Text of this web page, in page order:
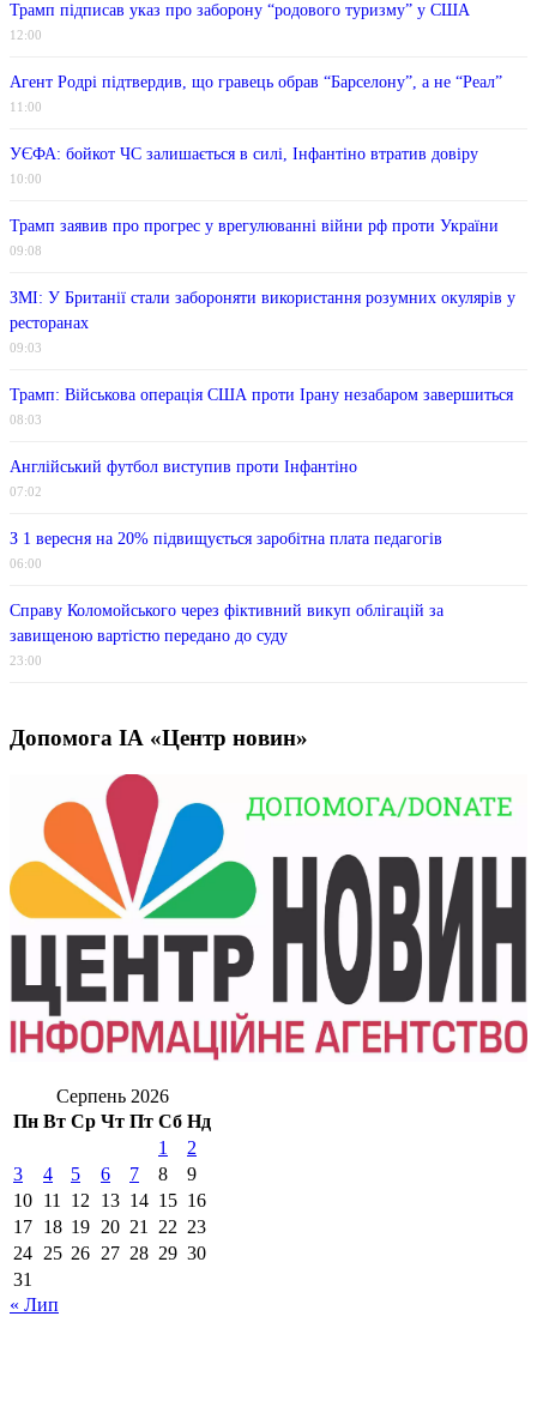
Трамп підписав указ про заборону “родового туризму” у США
12:00
Агент Родрі підтвердив, що гравець обрав “Барселону”, а не “Реал”
11:00
УЄФА: бойкот ЧС залишається в силі, Інфантіно втратив довіру
10:00
Трамп заявив про прогрес у врегулюванні війни рф проти України
09:08
ЗМІ: У Британії стали забороняти використання розумних окулярів у
ресторанах
09:03
Трамп: Військова операція США проти Ірану незабаром завершиться
08:03
Англійський футбол виступив проти Інфантіно
07:02
З 1 вересня на 20% підвищується заробітна плата педагогів
06:00
Справу Коломойського через фіктивний викуп облігацій за
завищеною вартістю передано до суду
23:00
Допомога ІА «Центр новин»
Серпень 2026
Пн Вт Ср Чт Пт Сб Нд
1
2
3
4 5 6 7 8
9
10 11 12 13 14 15 16
17 18 19 20 21 22 23
24 25 26 27 28 29 30
31
« Лип